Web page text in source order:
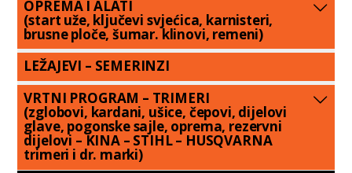
OPREMA I ALATI
(start uže, ključevi svjećica, karnisteri,
brusne ploče, šumar. klinovi, remeni)
LEŽAJEVI – SEMERINZI
VRTNI PROGRAM – TRIMERI
(zglobovi, kardani, ušice, čepovi, dijelovi
glave, pogonske sajle, oprema, rezervni
dijelovi – KINA – STIHL – HUSQVARNA
trimeri i dr. marki)